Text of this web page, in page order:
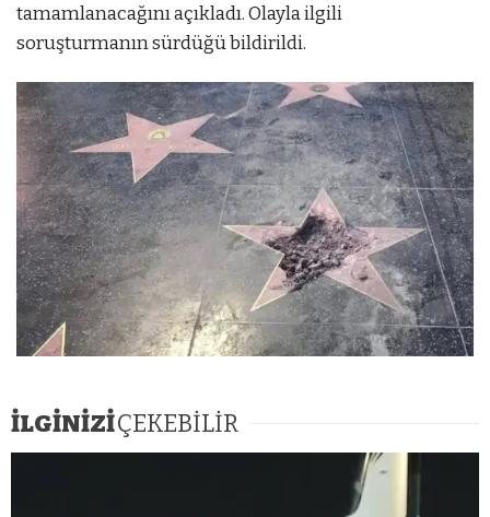
tamamlanacağını açıkladı. Olayla ilgili
soruşturmanın sürdüğü bildirildi.
İLGİNİZİÇEKEBİLİR